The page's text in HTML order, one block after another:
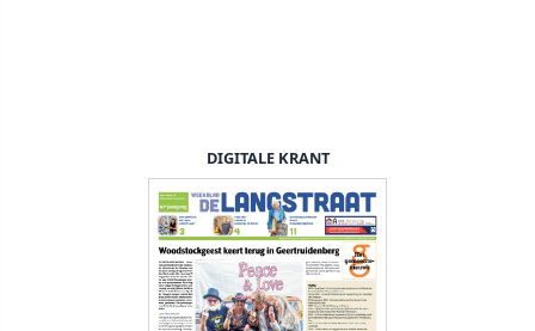
DIGITALE KRANT